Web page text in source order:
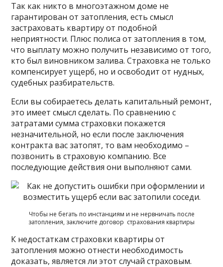
Так как никто в многоэтажном доме не
гарантирован от затопления, есть смысл
застраховать квартиру от подобной
неприятности. Плюс полиса от затопления в том,
что выплату можно получить независимо от того,
кто был виновником залива. Страховка не только
компенсирует ущерб, но и освободит от нудных,
судебных разбирательств.
Если вы собираетесь делать капитальный ремонт,
это имеет смысл сделать. По сравнению с
затратами сумма страховки покажется
незначительной, но если после заключения
контракта вас затопят, то вам необходимо –
позвонить в страховую компанию. Все
последующие действия они выполняют сами.
Чтобы не бегать по инстанциям и не нервничать после
затопления, заключите договор страхования квартиры
К недостаткам страховки квартиры от
затопления можно отнести необходимость
доказать, является ли этот случай страховым.